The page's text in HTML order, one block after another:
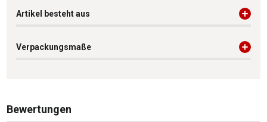
Artikel besteht aus
Verpackungsmaße
Bewertungen